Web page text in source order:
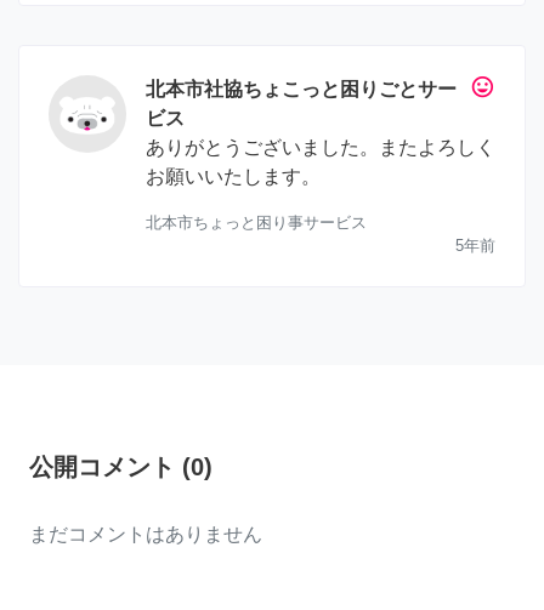
tag_faces
北本市社協ちょこっと困りごとサー
ビス
ありがとうございました。またよろしく
お願いいたします。
北本市ちょっと困り事サービス
5年前
公開コメント (0)
まだコメントはありません